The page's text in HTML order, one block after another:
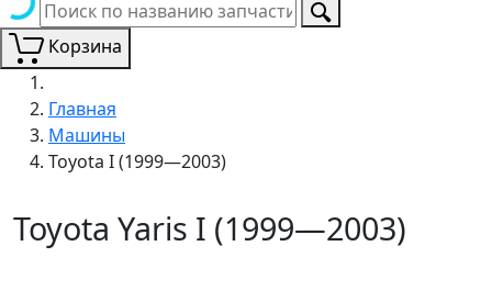
Корзина
Главная
Машины
Toyota I (1999—2003)
Toyota Yaris I (1999—2003)